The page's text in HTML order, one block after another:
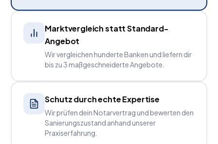
Marktvergleich statt Standard-
Angebot
Wir vergleichen hunderte Banken und liefern dir
bis zu 3 maßgeschneiderte Angebote.
Schutz durch echte Expertise
Wir prüfen dein Notarvertrag und bewerten den
Sanierungszustand anhand unserer
Praxiserfahrung.